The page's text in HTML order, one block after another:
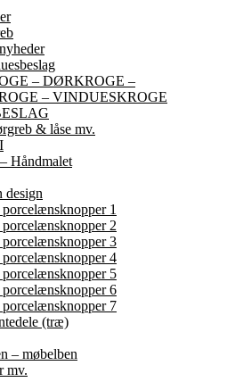
– DØRKROGE –
– VINDUESKROGE
& låse mv.
Håndmalet
design
1
2
porcelænsknopper 3
porcelænsknopper 4
porcelænsknopper 5
porcelænsknopper 6
porcelænsknopper 7
(træ)
– møbelben
mv.